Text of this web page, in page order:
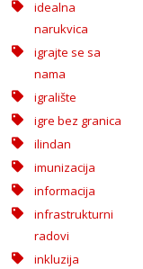
idealna
narukvica
igrajte se sa
nama
igralište
igre bez granica
ilindan
imunizacija
informacija
infrastrukturni
radovi
inkluzija